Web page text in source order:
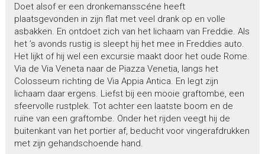
Doet alsof er een dronkemansscéne heeft
plaatsgevonden in zijn flat met veel drank op en volle
asbakken. En ontdoet zich van het lichaam van Freddie. Als
het ’s avonds rustig is sleept hij het mee in Freddies auto.
Het lijkt of hij wel een excursie maakt door het oude Rome.
Via de Via Veneta naar de Piazza Venetia, langs het
Colosseum richting de Via Appia Antica. En legt zijn
lichaam daar ergens. Liefst bij een mooie graftombe, een
sfeervolle rustplek. Tot achter een laatste boom en de
ruïne van een graftombe. Onder het rijden veegt hij de
buitenkant van het portier af, beducht voor vingerafdrukken
met zijn gehandschoende hand.